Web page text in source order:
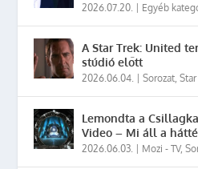
2026.07.20. Egyéb
A Star Trek: United
stúdió előtt
2026.06.04. |Sorozat,
Lemondta a
Video – Mi áll a
2026.06.03. Mozi - TV,